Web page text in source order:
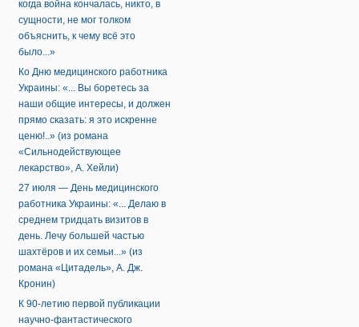
когда война кончалась, никто, в
сущности, не мог толком
объяснить, к чему всё это
было...»
Ко Дню медицинского работника
Украины: «... Вы боретесь за
наши общие интересы, и должен
прямо сказать: я это искренне
ценю!..» (из романа
«Сильнодействующее
лекарство», А. Хейли)
27 июля — День медицинского
работника Украины: «... Делаю в
среднем тридцать визитов в
день. Лечу большей частью
шахтёров и их семьи...» (из
романа «Цитадель», А. Дж.
Кронин)
К 90-летию первой публикации
научно-фантастического